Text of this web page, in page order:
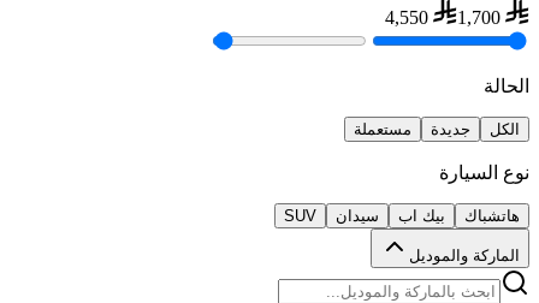
1,700
4,550
الحالة
الكل جديدة مستعملة
نوع السيارة
هاتشباك بيك اب سيدان SUV
الماركة والموديل